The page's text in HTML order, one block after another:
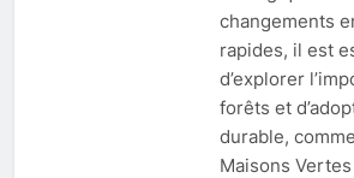
changements
rapides, il est
d’explorer
forêts et
durable,
Maisons